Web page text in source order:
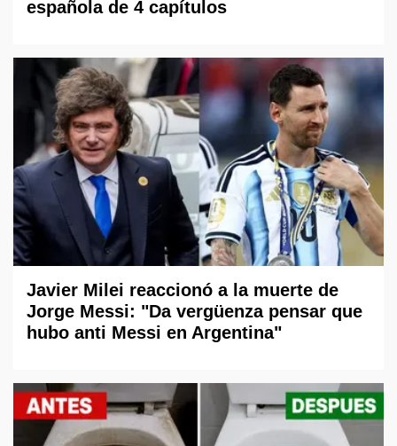
española de 4 capítulos
Javier Milei reaccionó a la muerte de
Jorge Messi: "Da vergüenza pensar que
hubo anti Messi en Argentina"